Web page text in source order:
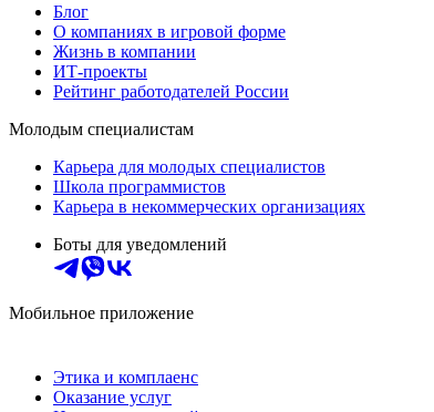
Блог
О компаниях в игровой форме
Жизнь в компании
ИТ-проекты
Рейтинг работодателей России
Молодым специалистам
Карьера для молодых специалистов
Школа программистов
Карьера в некоммерческих организациях
Боты для уведомлений
Мобильное приложение
Этика и комплаенс
Оказание услуг